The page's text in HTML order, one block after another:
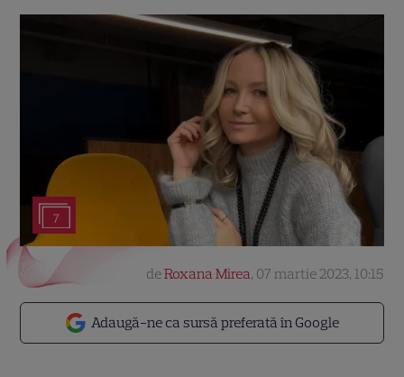
7
Adaugă-ne ca sursă preferată în Google
deRoxana Mirea, 07 martie 2023, 10:15